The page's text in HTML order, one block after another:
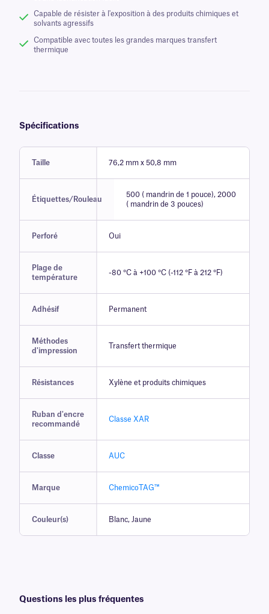
Capable de résister à l'exposition à des produits chimiques et
solvants agressifs
Compatible avec toutes les grandes marques transfert
thermique
Spécifications
Taille 76,2 mm x 50,8 mm
Étiquettes/Rouleau
500 ( mandrin de 1 pouce), 2000
( mandrin de 3 pouces)
Perforé Oui
Plage de
température
-80 °C à +100 °C (-112 °F à 212 °F)
Adhésif Permanent
Méthodes
d'impression
Transfert thermique
Résistances Xylène et produits chimiques
Ruban d'encre
recommandé
Classe XAR
Classe AUC
Marque ChemicoTAG™
Couleur(s) Blanc, Jaune
Questions les plus fréquentes